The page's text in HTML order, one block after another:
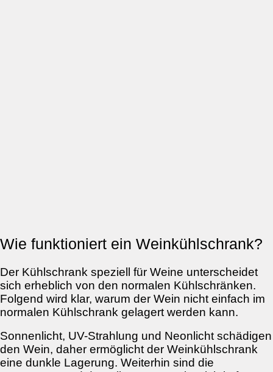
Wie funktioniert ein Weinkühlschrank?
Der Kühlschrank speziell für Weine unterscheidet
sich erheblich von den normalen Kühlschränken.
Folgend wird klar, warum der Wein nicht einfach im
normalen Kühlschrank gelagert werden kann.
Sonnenlicht, UV-Strahlung und Neonlicht schädigen
den Wein, daher ermöglicht der Weinkühlschrank
eine dunkle Lagerung. Weiterhin sind die